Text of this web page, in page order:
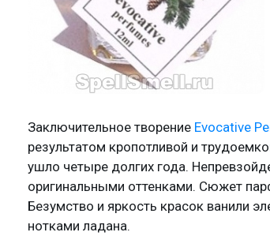
Заключительное творение Evocative
результатом кропотливой и
ушло четыре долгих года.
оригинальными оттенками. Сюжет
Безумство и яркость красок ванили
нотками ладана.